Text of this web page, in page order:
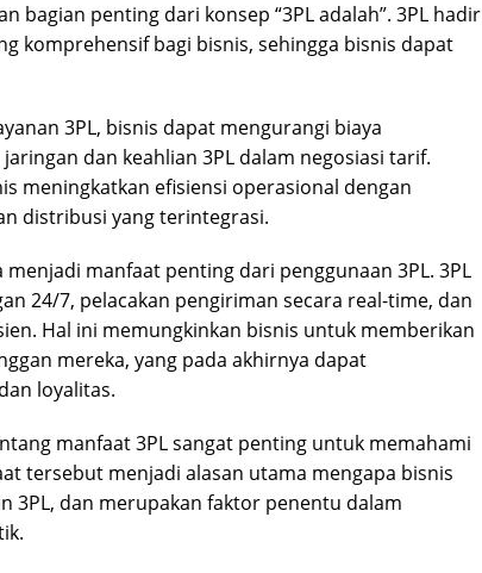
bagian penting dari konsep “3PL adalah”. 3PL hadir
komprehensif bagi bisnis, sehingga bisnis dapat
3PL, bisnis dapat mengurangi biaya
dan keahlian 3PL dalam negosiasi tarif.
meningkatkan efisiensi operasional dengan
distribusi yang terintegrasi.
manfaat penting dari penggunaan 3PL. 3PL
24/7, pelacakan pengiriman secara real-time, dan
Hal ini memungkinkan bisnis untuk memberikan
mereka, yang pada akhirnya dapat
loyalitas.
manfaat 3PL sangat penting untuk memahami
tersebut menjadi alasan utama mengapa bisnis
3PL, dan merupakan faktor penentu dalam